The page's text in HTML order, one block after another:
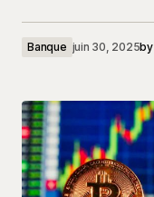
Banque juin 30, 2025by